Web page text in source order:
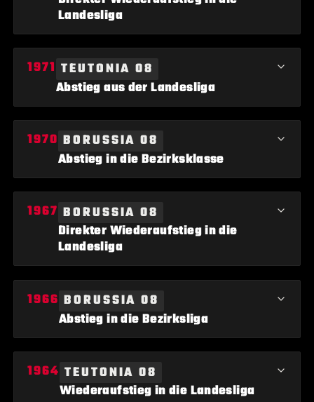
Landesliga
Teutonia 08 Lippstadt gelingt der direkte Wiederaufstieg in die
Landesliga.TEUTONIA 08
Abstieg aus der Landesliga
Teutonia 08 Lippstadt steigt aus der Landesliga ab.
BORUSSIA 08
Abstieg in die Bezirksklasse
Borussia 08 Lippstadt steigt erneut in die Bezirksklasse ab.
BORUSSIA 08
Direkter Wiederaufstieg in die
Landesliga
Borussia 08 Lippstadt gelingt der direkte Wiederaufstieg in die
Landesliga.BORUSSIA 08
Abstieg in die Bezirksliga
Borussia 08 Lippstadt muss in die Bezirksliga absteigen.
TEUTONIA 08
Wiederaufstieg in die Landesliga